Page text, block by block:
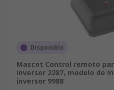
Disponible
Mascot Control remoto
inversor 2287, modelo de
inversor 9988